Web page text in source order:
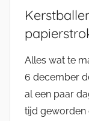
Alles wat te
6 december
al een paar
tijd geworden